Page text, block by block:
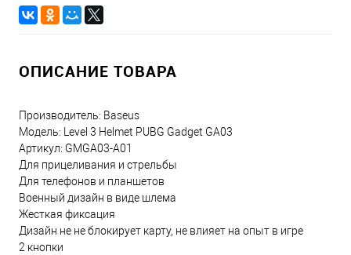
ОПИСАНИЕ ТОВАРА
Производитель: Baseus
Модель: Level 3 Helmet PUBG Gadget GA03
Артикул: GMGA03-A01
Для прицеливания и стрельбы
Для телефонов и планшетов
Военный дизайн в виде шлема
Жесткая фиксация
Дизайн не не блокирует карту, не влияет на опыт в игре
2 кнопки